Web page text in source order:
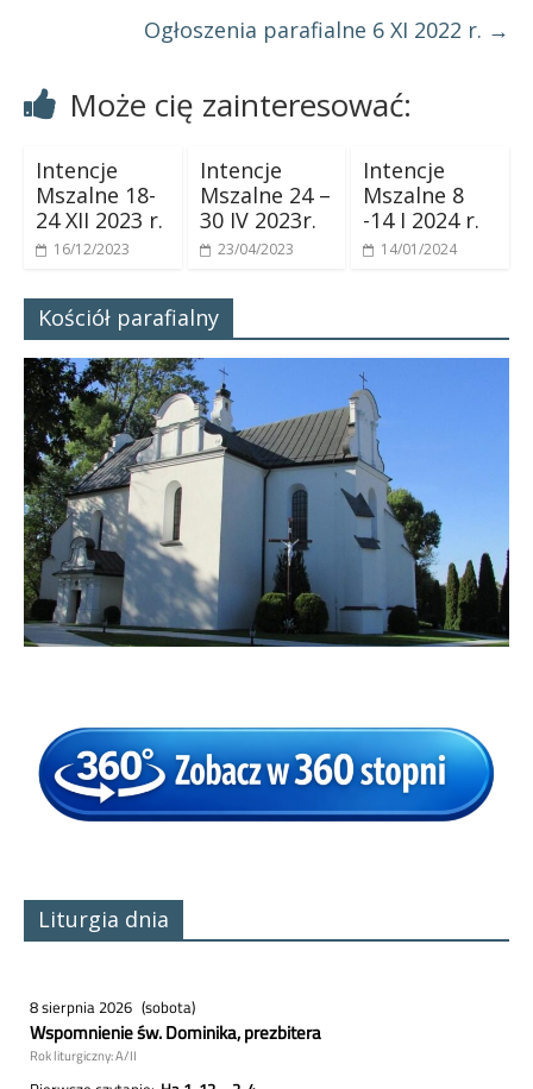
Ogłoszenia parafialne 6 XI 2022 r. →
Może cię zainteresować:
Intencje
Mszalne 18-
24 XII 2023 r.
16/12/2023
Intencje
Mszalne 24 –
30 IV 2023r.
23/04/2023
Intencje
Mszalne 8
-14 I 2024 r.
14/01/2024
Kościół parafialny
Liturgia dnia